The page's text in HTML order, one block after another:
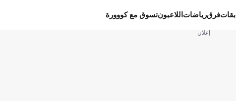
فرقرياضات اللاعبونتسوق مع كووورة
إعلان